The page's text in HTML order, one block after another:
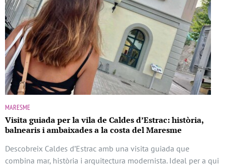
MARESME
Visita guiada per la vila de Caldes d’Estrac: història,
balnearis i ambaixades a la costa del Maresme
Descobreix Caldes d’Estrac amb una visita guiada que
combina mar, història i arquitectura modernista. Ideal per a qui